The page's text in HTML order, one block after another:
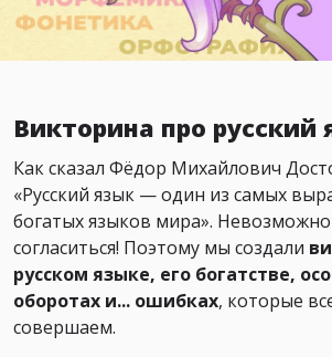
Викторина про русский
Как сказал Фёдор Михайлович
«Русский язык — один из самых
богатых языков мира».
согласиться! Поэтому мы создали
русском языке, его богатстве,
оборотах и... ошибках, которые
совершаем.